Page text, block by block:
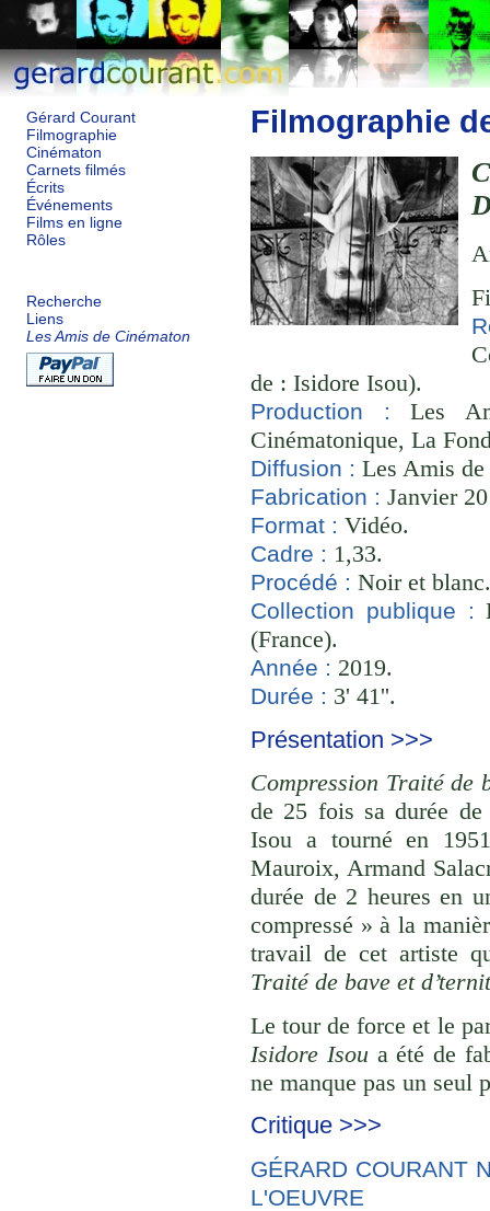
Gérard Courant
Filmographie
Cinématon
Carnets filmés
Écrits
Événements
Films en ligne
Rôles
Recherche
Liens
Les Amis de Cinématon
Filmographie
de : Isidore Isou).
Production :
Les
Cinématonique, La
Diffusion : Les Amis
Fabrication : Janvier
Format : Vidéo.
Cadre : 1,33.
Procédé : Noir et
Collection publique :
(France).
Année : 2019.
Durée : 3' 41''.
Présentation >>>
Compression Traité de
de 25 fois sa durée
Isou a tourné en
Mauroix, Armand
durée de 2 heures en
compressé » à la
travail de cet artiste
Traité de bave et
Le tour de force et le
Isidore Isoua été de
ne manque pas un
Critique >>>
GÉRARD COURANT
L'OEUVRE